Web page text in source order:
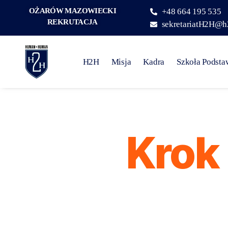
OŻARÓW MAZOWIECKI
REKRUTACJA
+48 664 195 535
H2H Misja Kadra Szkoła